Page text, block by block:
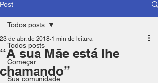
Post
Todos posts
Começar
Sua comunidade
Todos posts
“A sua Mãe está lhe
chamando”
23 de abr. de 2018 1 min de leitura